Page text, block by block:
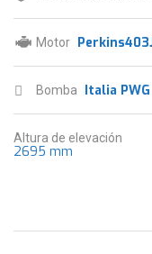
Motor
Bomba Italia PWG
Altura de elevación
2695 mm